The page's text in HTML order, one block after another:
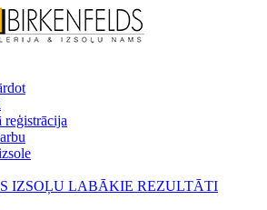
reģistrācija
IZSOĻU LABĀKIE REZULTĀTI